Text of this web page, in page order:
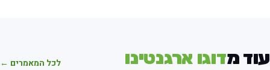
מדוגו ארגנטינו לכל המאמרים ←